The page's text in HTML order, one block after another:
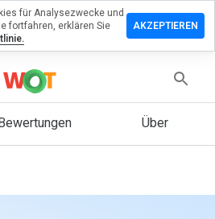
Über
für Analysezwecke und
fortfahren, erklären Sie
AKZEPTIEREN